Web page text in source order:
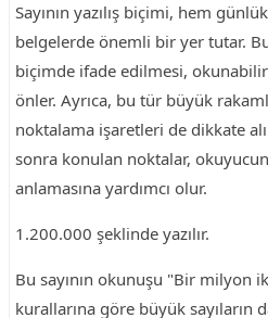
Sayının yazılış biçimi, hem
belgelerde önemli bir yer tutar.
biçimde ifade edilmesi,
önler. Ayrıca, bu tür büyük
noktalama işaretleri de dikkate
sonra konulan noktalar,
anlamasına yardımcı olur.
1.200.000 şeklinde yazılır.
Bu sayının okunuşu "Bir milyon
kurallarına göre büyük sayıların